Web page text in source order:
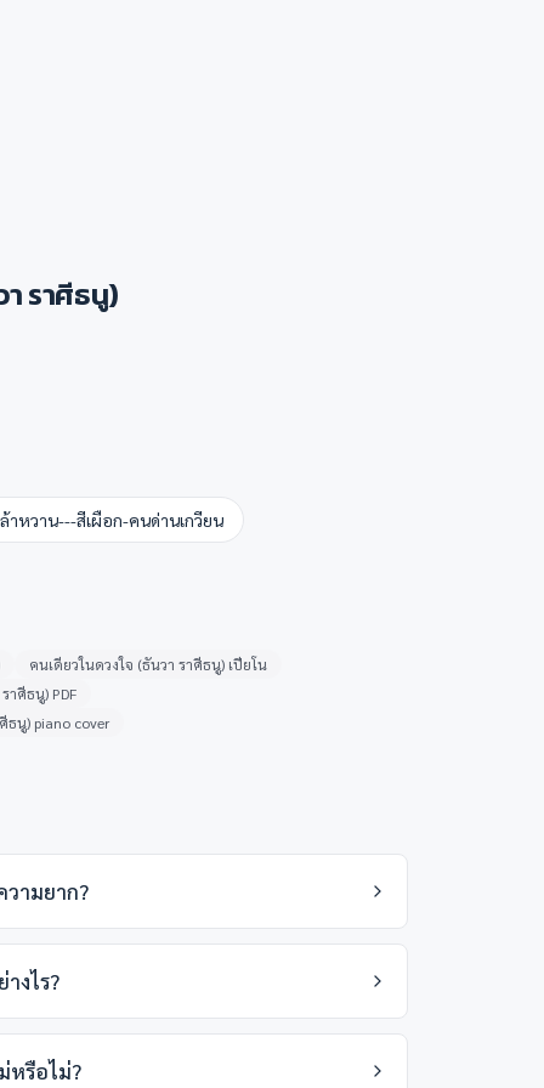
ราศีธนู)
าหวาน---สีเผือก-คนด่านเกวียน
คนเดียวในดวงใจ (ธันวา ราศีธนู) เปียโน
าศีธนู) PDF
ธนู) piano cover
ามยาก?
งไร?
หรือไม่?